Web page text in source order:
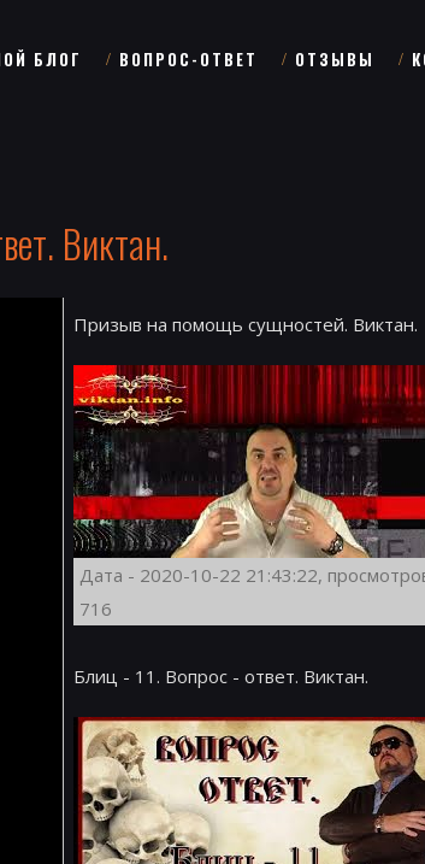
БЛОГ ВОПРОС-ОТВЕТ ОТЗЫВЫ
Виктан.
Призыв на помощь сущностей. Виктан.
Дата - 2020-10-22 21:43:22,
716
Блиц - 11. Вопрос - ответ. Виктан.